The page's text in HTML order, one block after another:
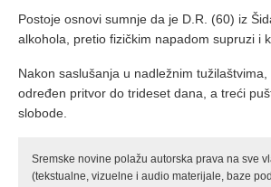
Postoje osnovi sumnje da je D.R. (60) iz
alkohola, pretio fizičkim napadom supruzi i
Nakon saslušanja u nadležnim
određen pritvor do trideset dana, a treći
slobode.
Sremske novine polažu autorska prava na sve
(tekstualne, vizuelne i audio materijale, baze